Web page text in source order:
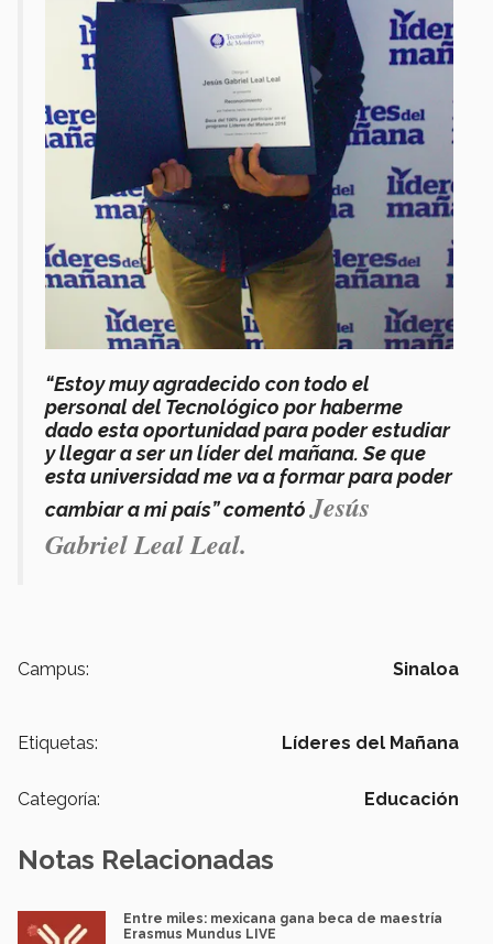
“Estoy muy agradecido con todo el
personal del Tecnológico por haberme
dado esta oportunidad para poder estudiar
y llegar a ser un líder del mañana. Se que
esta universidad me va a formar para poder
cambiar a mi país” comentóJesús
Gabriel Leal Leal.
Campus: Sinaloa
Etiquetas: Líderes del Mañana
Categoría: Educación
Notas Relacionadas
Entre miles: mexicana gana beca de maestría
Erasmus Mundus LIVE